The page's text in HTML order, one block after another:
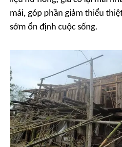
mái, góp phần giảm thiểu
sớm ổn định cuộc sống.